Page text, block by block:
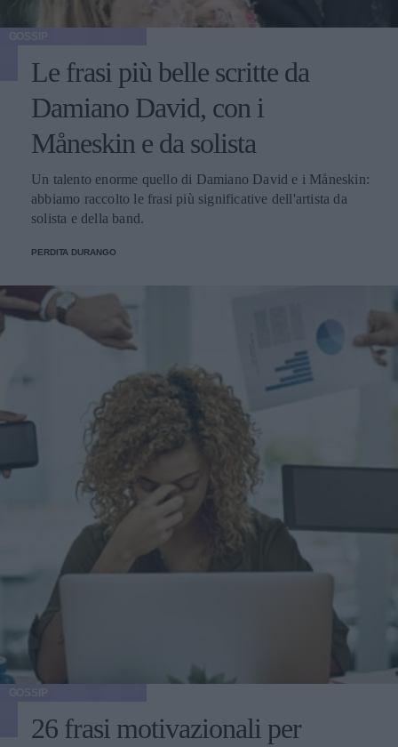
Le frasi più belle scritte da
Damiano David, con i
Måneskin e da solista
Un talento enorme quello di Damiano David e i Måneskin:
abbiamo raccolto le frasi più significative dell'artista da
solista e della band.
PERDITA DURANGO
26 frasi motivazionali per